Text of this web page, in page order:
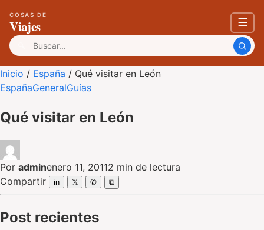
COSAS DE
Viajes ☰
Buscar:
Inicio / España / Qué visitar en León
EspañaGeneralGuías
Qué visitar en León
Por adminenero 11, 20112 min de lectura
Compartir
in 𝕏 ✆ ⧉
Post recientes